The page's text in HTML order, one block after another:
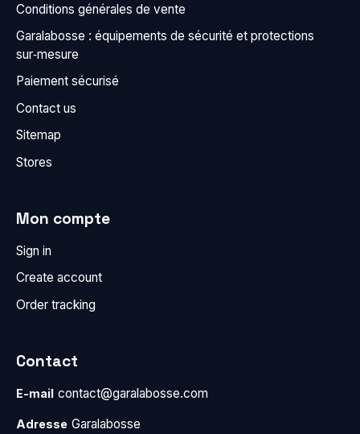
Conditions générales de vente
Garalabosse : équipements de sécurité et protections
sur‑mesure
Paiement sécurisé
Contact us
Sitemap
Stores
Mon compte
Sign in
Create account
Order tracking
Contact
E-mail contact@garalabosse.com
Adresse Garalabosse